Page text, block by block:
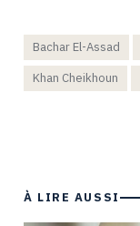
Bachar El-Assad
Khan Cheikhoun
À LIRE AUSSI